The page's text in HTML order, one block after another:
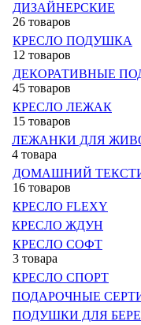
ДИЗАЙНЕРСКИЕ
26 товаров
КРЕСЛО ПОДУШКА
12 товаров
ДЕКОРАТИВНЫЕ
45 товаров
КРЕСЛО ЛЕЖАК
15 товаров
ЛЕЖАНКИ ДЛЯ
4 товара
ДОМАШНИЙ
16 товаров
КРЕСЛО FLEXY
КРЕСЛО ЖДУН
КРЕСЛО СОФТ
3 товара
КРЕСЛО СПОРТ
ПОДАРОЧНЫЕ
ПОДУШКИ ДЛЯ